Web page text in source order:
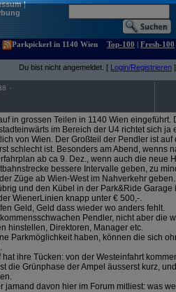
|
Parkpickerl in 1140 Wien
Top-100 | Fresh-100
Du bist nicht angemeldet. [ Login/Registrieren ]
in grossen Teilen in 1140 Wien
im Bereich der U4 richtet sich
von Wien. Der Großteil der Pendler ist
schlecht ist. Besonders am Abend, wenns
ab ca 9. Dez., wenn auch die neue
bessere Intervalle geben, zu
Züge ab Wien-West im Nahverkehr geben.
und den Kübel in der Park&Ride
WienerLinien knapp unter € 500,-.
Geld, Geld dass wieder wo anders fehlt.
Pendler, nicht aber die
hinstellen, Direktoren, Manager etc.
Parkmöglichkeit haben, können die sich
ihre Tücken: von der Westeinfahrt
die Grünphase der Ampel äusserst kurz,
jamand davon hier im Forum mitliest: was